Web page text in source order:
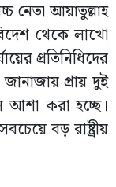
নেতা আয়াতুল্লাহ
থেকে লাখো
প্রতিনিধিদের
প্রায় দুই
করা হচ্ছে।
বড় রাষ্ট্রীয়